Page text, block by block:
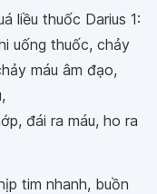
liều thuốc Darius 1:
uống thuốc, chảy
máu âm đạo,
đái ra máu, ho ra
tim nhanh, buồn